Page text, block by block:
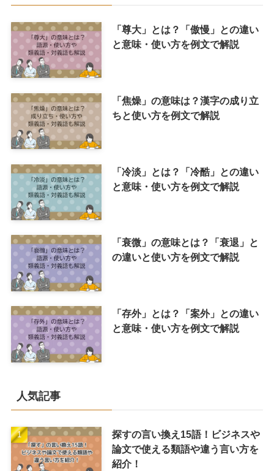
「尊大」とは？「傲慢」との違い
と意味・使い方を例文で解説
「焦燥」の意味は？漢字の成り立
ちと使い方を例文で解説
「冷淡」とは？「冷酷」との違い
と意味・使い方を例文で解説
「衰微」の意味とは？「衰退」と
の違いと使い方を例文で解説
「存外」とは？「案外」との違い
と意味・使い方を例文で解説
人気記事
探すの言い換え15語！ビジネスや
論文で使える類語や違う言い方を
紹介！